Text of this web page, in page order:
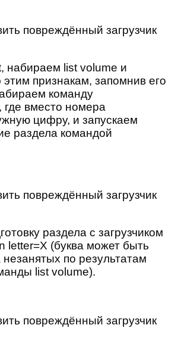
набираем list volume и
признакам, запомнив его
команду
вместо номера
цифру, и запускаем
раздела командой
раздела с загрузчиком
letter=X (буква может быть
по результатам
list volume).